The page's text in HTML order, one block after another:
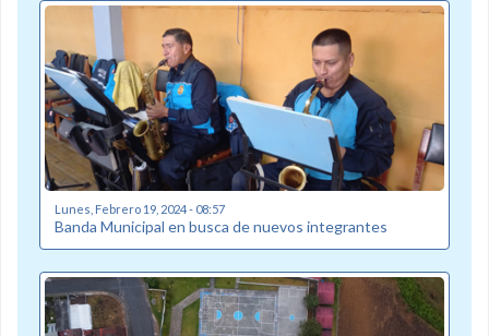
Lunes, Febrero 19, 2024 - 08:57
Banda Municipal en busca de nuevos integrantes